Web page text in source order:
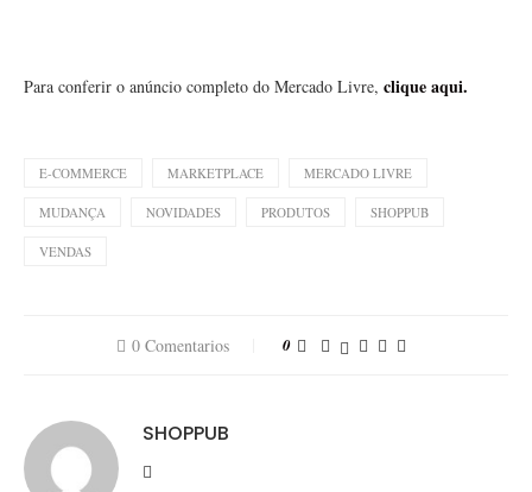
Para conferir o anúncio completo do Mercado Livre, clique aqui.
E-COMMERCE MARKETPLACE MERCADO LIVRE
MUDANÇA NOVIDADES PRODUTOS SHOPPUB
VENDAS
0 Comentarios 0
SHOPPUB